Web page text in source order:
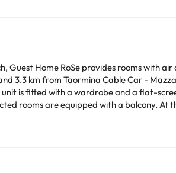
Guest Home RoSe provides rooms with
3.3 km from Taormina Cable Car -
rooms are equipped with a balcony. At
may apply.